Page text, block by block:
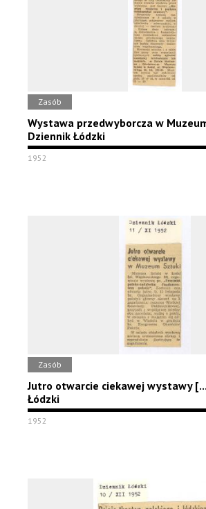
Zasób
Wystawa przedwyborcza w
Dziennik Łódzki
1952
Zasób
Jutro otwarcie ciekawej wystawy
Łódzki
1952